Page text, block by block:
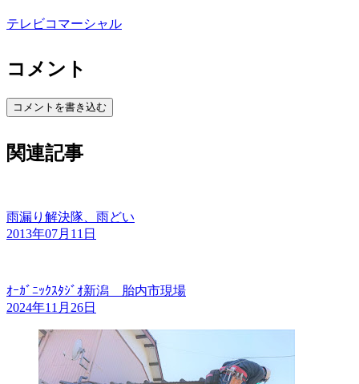
テレビコマーシャル
コメント
コメントを書き込む
関連記事
雨漏り解決隊、雨どい
2013年07月11日
ｵｰｶﾞﾆｯｸｽﾀｼﾞｵ新潟 胎内市現場
2024年11月26日